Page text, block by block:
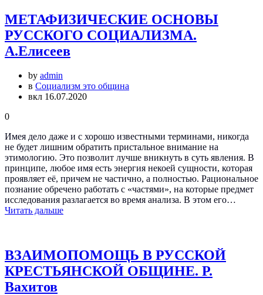
МЕТАФИЗИЧЕСКИЕ ОСНОВЫ
РУССКОГО СОЦИАЛИЗМА.
А.Елисеев
by admin
в Социализм это община
вкл 16.07.2020
0
Имея дело даже и с хорошо известными терминами, никогда
не будет лишним обратить пристальное внимание на
этимологию. Это позволит лучше вникнуть в суть явления. В
принципе, любое имя есть энергия некоей сущности, которая
проявляет её, причем не частично, а полностью. Рациональное
познание обречено работать с «частями», на которые предмет
исследования разлагается во время анализа. В этом его…
Читать дальше
ВЗАИМОПОМОЩЬ В РУССКОЙ
КРЕСТЬЯНСКОЙ ОБЩИНЕ. Р.
Вахитов